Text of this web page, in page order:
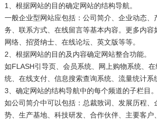
1、根据网站的目的确定网站的结构导航。
一般企业型网站应包括：公司简介、企业动态、
务、联系方式、在线留言等基本内容。更多内容
网络、招贤纳士、在线论坛、英文版等等。
2、根据网站的目的及内容确定网站整合功能。
如FLASH引导页、会员系统、网上购物系统、
统、在线支付、信息搜索查询系统、流量统计系
3、确定网站的结构导航中的每个频道的子栏目。
如公司简介中可以包括：总裁致词、发展历程、
势、生产基地、科技研发、合作伙伴、主要客户